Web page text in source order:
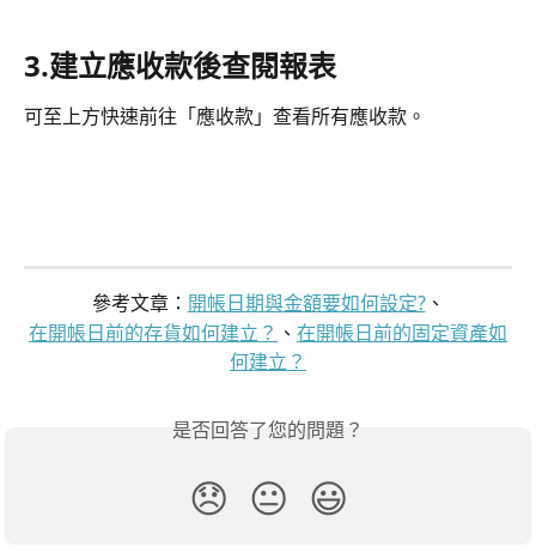
3.建立應收款後查閱報表
可至上方快速前往「應收款」查看所有應收款。
參考文章： 開帳日期與金額要如何設定?、
在開帳日前的存貨如何建立？ 、 在開帳日前的固定資產如
何建立？
是否回答了您的問題？
😞 😐 😃